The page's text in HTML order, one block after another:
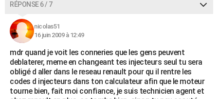
RÉPONSE 6 / 7
nicolas51
16 juin 2009 à 12:49
mdr quand je voit les conneries que les gens peuvent
deblaterer, meme en changeant tes injecteurs seul tu sera
obligé d aller dans le reseau renault pour qu il rentre les
codes d injecteurs dans ton calculateur afin que le moteur
tourne bien, fait moi confiance, je suis technicien agent et